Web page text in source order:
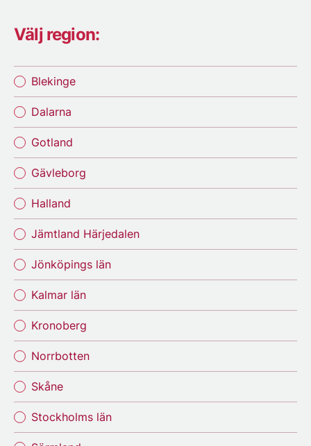
Välj region:
Blekinge
Dalarna
Gotland
Gävleborg
Halland
Jämtland Härjedalen
Jönköpings län
Kalmar län
Kronoberg
Norrbotten
Skåne
Stockholms län